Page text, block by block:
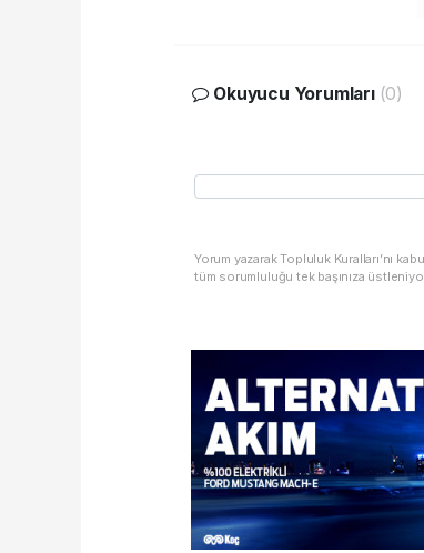
Okuyucu Yorumları (0)
Yorum yazarak Topluluk Kuralları’nı
tüm sorumluluğu tek başınıza